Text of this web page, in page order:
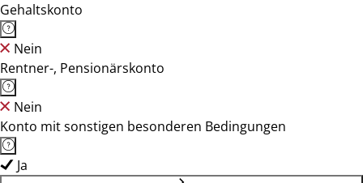
Gehaltskonto
Nein
Rentner-, Pensionärskonto
Nein
Konto mit sonstigen besonderen Bedingungen
Ja